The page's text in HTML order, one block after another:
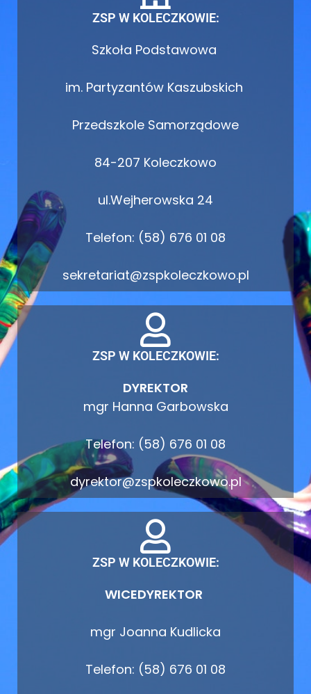
ZSP W KOLECZKOWIE:
Szkoła Podstawowa
im. Partyzantów Kaszubskich
Przedszkole Samorządowe
84-207 Koleczkowo
ul.Wejherowska 24
Telefon: (58) 676 01 08
sekretariat@zspkoleczkowo.pl
ZSP W KOLECZKOWIE:
DYREKTOR
mgr Hanna Garbowska
Telefon: (58) 676 01 08
dyrektor@zspkoleczkowo.pl
ZSP W KOLECZKOWIE:
WICEDYREKTOR
mgr Joanna Kudlicka
Telefon: (58) 676 01 08